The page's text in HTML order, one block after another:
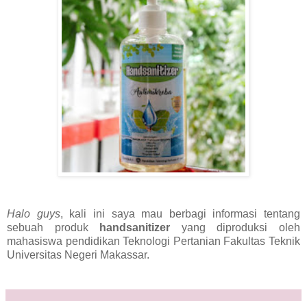
Halo guys, kali ini saya mau berbagi informasi tentang
sebuah produk
handsanitizer yang diproduksi oleh
mahasiswa pendidikan Teknologi Pertanian Fakultas Teknik
Universitas Negeri Makassar.